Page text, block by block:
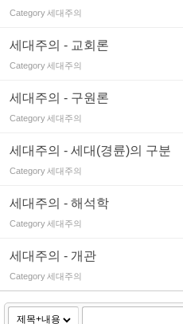
Category세대주의
세대주의 - 교회론
Category세대주의
세대주의 - 구원론
Category세대주의
세대주의 - 세대(경륜)의 구분
Category세대주의
세대주의 - 해석학
Category세대주의
세대주의 - 개관
Category세대주의